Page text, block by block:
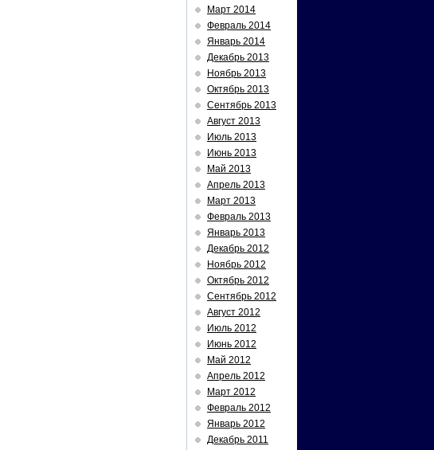
Март 2014
Февраль 2014
Январь 2014
Декабрь 2013
Ноябрь 2013
Октябрь 2013
Сентябрь 2013
Август 2013
Июль 2013
Июнь 2013
Май 2013
Апрель 2013
Март 2013
Февраль 2013
Январь 2013
Декабрь 2012
Ноябрь 2012
Октябрь 2012
Сентябрь 2012
Август 2012
Июль 2012
Июнь 2012
Май 2012
Апрель 2012
Март 2012
Февраль 2012
Январь 2012
Декабрь 2011